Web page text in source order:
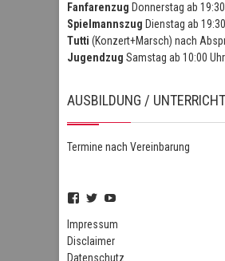
Fanfarenzug Donnerstag ab
Spielmannszug Dienstag ab
Tutti (Konzert+Marsch) nach
Jugendzug Samstag ab 10:00 Uhr
AUSBILDUNG / UNTERRICHT
Termine nach Vereinbarung
Profil
FSZHofheim
auf
Facebook
Profil
FSZHOH
auf
Twitter
Impressum
Disclaimer
Datenschutz